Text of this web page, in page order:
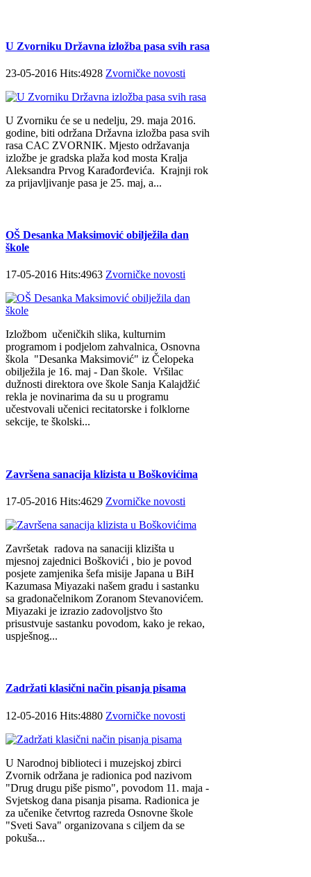
U Zvorniku Državna izložba pasa svih rasa
23-05-2016 Hits:4928 Zvorničke novosti
U Zvorniku će se u nedelju, 29. maja 2016.
godine, biti održana Državna izložba pasa svih
rasa CAC ZVORNIK. Mjesto održavanja
izložbe je gradska plaža kod mosta Kralja
Aleksandra Prvog Karađorđevića. Krajnji rok
za prijavljivanje pasa je 25. maj, a...
OŠ Desanka Maksimović obilježila dan
škole
17-05-2016 Hits:4963 Zvorničke novosti
Izložbom učeničkih slika, kulturnim
programom i podjelom zahvalnica, Osnovna
škola "Desanka Maksimović" iz Čelopeka
obilježila je 16. maj - Dan škole. Vršilac
dužnosti direktora ove škole Sanja Kalajdžić
rekla je novinarima da su u programu
učestvovali učenici recitatorske i folklorne
sekcije, te školski...
Završena sanacija klizista u Boškovićima
17-05-2016 Hits:4629 Zvorničke novosti
Završetak radova na sanaciji klizišta u
mjesnoj zajednici Boškovići , bio je povod
posjete zamjenika šefa misije Japana u BiH
Kazumasa Miyazaki našem gradu i sastanku
sa gradonačelnikom Zoranom Stevanovićem.
Miyazaki je izrazio zadovoljstvo što
prisustvuje sastanku povodom, kako je rekao,
uspješnog...
Zadržati klasični način pisanja pisama
12-05-2016 Hits:4880 Zvorničke novosti
U Narodnoj biblioteci i muzejskoj zbirci
Zvornik održana je radionica pod nazivom
"Drug drugu piše pismo", povodom 11. maja -
Svjetskog dana pisanja pisama. Radionica je
za učenike četvrtog razreda Osnovne škole
"Sveti Sava" organizovana s ciljem da se
pokuša...